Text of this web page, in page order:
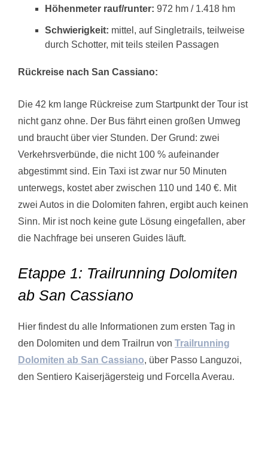
Höhenmeter rauf/runter: 972 hm / 1.418 hm
Schwierigkeit: mittel, auf Singletrails, teilweise
durch Schotter, mit teils steilen Passagen
Rückreise nach San Cassiano:
Die 42 km lange Rückreise zum Startpunkt der Tour ist
nicht ganz ohne. Der Bus fährt einen großen Umweg
und braucht über vier Stunden. Der Grund: zwei
Verkehrsverbünde, die nicht 100 % aufeinander
abgestimmt sind. Ein Taxi ist zwar nur 50 Minuten
unterwegs, kostet aber zwischen 110 und 140 €. Mit
zwei Autos in die Dolomiten fahren, ergibt auch keinen
Sinn. Mir ist noch keine gute Lösung eingefallen, aber
die Nachfrage bei unseren Guides läuft.
Etappe 1: Trailrunning Dolomiten
ab San Cassiano
Hier findest du alle Informationen zum ersten Tag in
den Dolomiten und dem Trailrun von Trailrunning
Dolomiten ab San Cassiano, über Passo Languzoi,
den Sentiero Kaiserjägersteig und Forcella Averau.